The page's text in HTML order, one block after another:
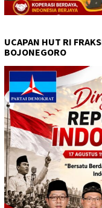
UCAPAN HUT RI
BOJONEGORO